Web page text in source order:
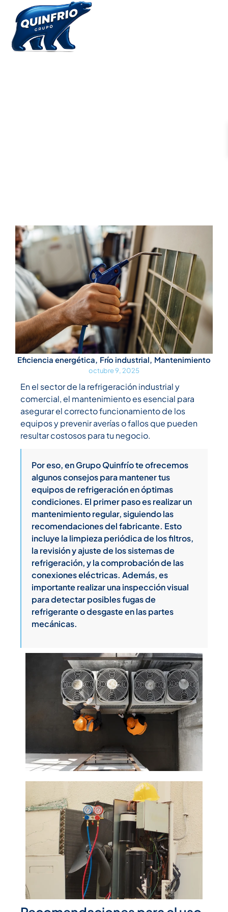
Eficiencia energética Frío industrial Mantenimiento
octubre 9, 2025
En el sector de la refrigeración industrial y
comercial, el mantenimiento es esencial para
asegurar el correcto funcionamiento de los
equipos y prevenir averías o fallos que pueden
resultar costosos para tu negocio.
Por eso, en Grupo Quinfrío te ofrecemos
algunos consejos para mantener tus
equipos de refrigeración en óptimas
condiciones. El primer paso es realizar un
mantenimiento regular, siguiendo las
recomendaciones del fabricante. Esto
incluye la limpieza periódica de los filtros,
la revisión y ajuste de los sistemas de
refrigeración, y la comprobación de las
conexiones eléctricas. Además, es
importante realizar una inspección visual
para detectar posibles fugas de
refrigerante o desgaste en las partes
mecánicas.